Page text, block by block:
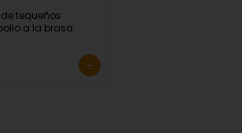
tequeños
a la brasa.